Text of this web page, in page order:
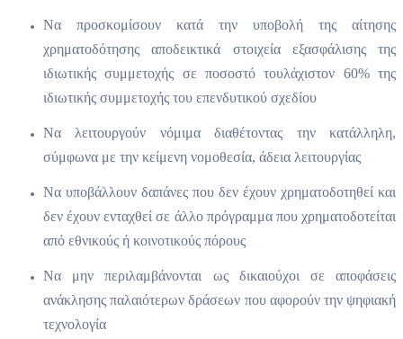
Να προσκομίσουν κατά την υποβολή της αίτησης
χρηματοδότησης αποδεικτικά στοιχεία εξασφάλισης της
ιδιωτικής συμμετοχής σε ποσοστό τουλάχιστον 60% της
ιδιωτικής συμμετοχής του επενδυτικού σχεδίου
Να λειτουργούν νόμιμα διαθέτοντας την κατάλληλη,
σύμφωνα με την κείμενη νομοθεσία, άδεια λειτουργίας
Να υποβάλλουν δαπάνες που δεν έχουν χρηματοδοτηθεί και
δεν έχουν ενταχθεί σε άλλο πρόγραμμα που χρηματοδοτείται
από εθνικούς ή κοινοτικούς πόρους
Να μην περιλαμβάνονται ως δικαιούχοι σε αποφάσεις
ανάκλησης παλαιότερων δράσεων που αφορούν την ψηφιακή
τεχνολογία